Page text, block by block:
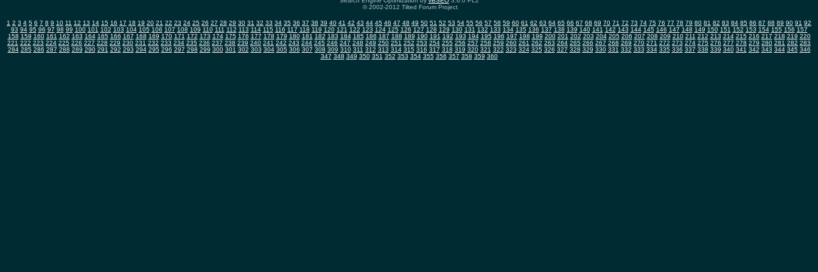
© 2002-2012 Tilted Forum Project
1 2 3 4 5 6 7 8 9 10 11 12 13 14 15 16 17 18 19 20 21 22 23 24 25 26 27 28 29 30 31 32 33 34 35 36 37 38 39 40 41 42 43 44 45 46 47 48 49 50 51 52 53 54 55 56 57 58 59 60 61 62 63 64 65 66 67 68 69 70 71 72 73 74 75 76 77 78 79 80 81 82 83 84 85 86 87 88 89 90 91 92
93 94 95 96 97 98 99 100 101 102 103 104 105 106 107 108 109 110 111 112 113 114 115 116 117 118 119 120 121 122 123 124 125 126 127 128 129 130 131 132 133 134 135 136 137 138 139 140 141 142 143 144 145 146 147 148 149 150 151 152 153 154 155 156 157
158 159 160 161 162 163 164 165 166 167 168 169 170 171 172 173 174 175 176 177 178 179 180 181 182 183 184 185 186 187 188 189 190 191 192 193 194 195 196 197 198 199 200 201 202 203 204 205 206 207 208 209 210 211 212 213 214 215 216 217 218 219 220
221 222 223 224 225 226 227 228 229 230 231 232 233 234 235 236 237 238 239 240 241 242 243 244 245 246 247 248 249 250 251 252 253 254 255 256 257 258 259 260 261 262 263 264 265 266 267 268 269 270 271 272 273 274 275 276 277 278 279 280 281 282 283
284 285 286 287 288 289 290 291 292 293 294 295 296 297 298 299 300 301 302 303 304 305 306 307 308 309 310 311 312 313 314 315 316 317 318 319 320 321 322 323 324 325 326 327 328 329 330 331 332 333 334 335 336 337 338 339 340 341 342 343 344 345 346
347 348 349 350 351 352 353 354 355 356 357 358 359 360